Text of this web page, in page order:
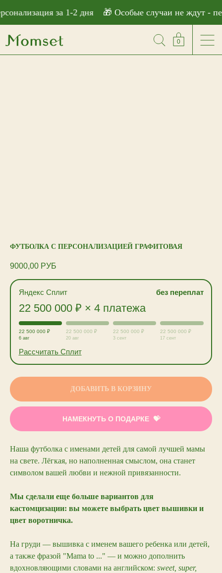
за 1-2 дня 🎁 Особые случаи не ждут -
0
ФУТБОЛКА С ПЕРСОНАЛИЗАЦИЕЙ ГРАФИТОВАЯ
9000,00 РУБ
Яндекс Сплит без переплат
22 500 000 ₽ × 4 платежа
22 500 000 ₽
6 авг
22 500 000 ₽
20 авг
22 500 000 ₽
3 сент
22 500 000 ₽
17 сент
Рассчитать Сплит
ДОБАВИТЬ В КОРЗИНУ
НАМЕКНУТЬ О ПОДАРКЕ
Наша футболка с именами детей для самой лучшей мамы
на свете. Лёгкая, но наполненная смыслом, она станет
символом вашей любви и нежной привязанности.
Мы сделали еще больше вариантов для
кастомцизации: вы можете выбрать цвет вышивки и
цвет воротничка.
На груди — вышивка с именем вашего ребенка или детей,
а также фразой "Mama to ..." — и можно дополнить
вдохновляющими словами на английском: sweet, super,